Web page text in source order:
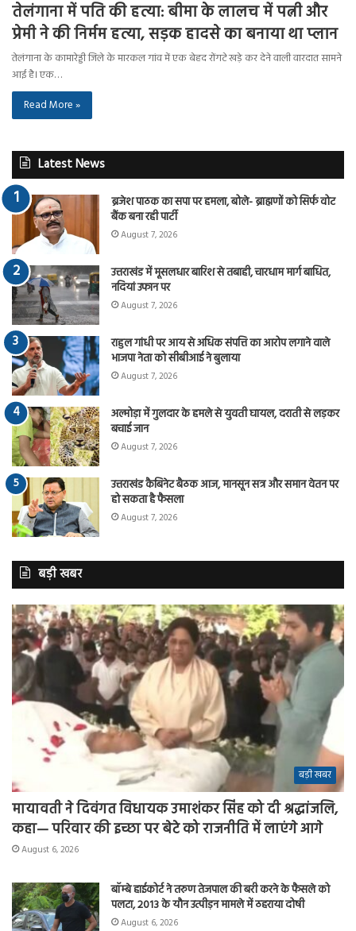
तेलंगाना में पति की हत्या: बीमा के लालच में पत्नी और
प्रेमी ने की निर्मम हत्या, सड़क हादसे का बनाया था प्लान
तेलंगाना के कामारेड्डी जिले के मारकल गांव में एक बेहद रोंगटे खड़े कर देने वाली वारदात सामने
आई है। एक…
Read More »
Latest News
ब्रजेश पाठक का सपा पर हमला, बोले- ब्राह्मणों को सिर्फ वोट
बैंक बना रही पार्टी
August 7, 2026
उत्तराखंड में मूसलधार बारिश से तबाही, चारधाम मार्ग बाधित,
नदियां उफान पर
August 7, 2026
राहुल गांधी पर आय से अधिक संपत्ति का आरोप लगाने वाले
भाजपा नेता को सीबीआई ने बुलाया
August 7, 2026
अल्मोड़ा में गुलदार के हमले से युवती घायल, दराती से लड़कर
बचाई जान
August 7, 2026
उत्तराखंड कैबिनेट बैठक आज, मानसून सत्र और समान वेतन पर
हो सकता है फैसला
August 7, 2026
बड़ी खबर
बड़ी खबर
मायावती ने दिवंगत विधायक उमाशंकर सिंह को दी श्रद्धांजलि,
कहा— परिवार की इच्छा पर बेटे को राजनीति में लाएंगे आगे
August 6, 2026
बॉम्बे हाईकोर्ट ने तरुण तेजपाल की बरी करने के फैसले को
पलटा, 2013 के यौन उत्पीड़न मामले में ठहराया दोषी
August 6, 2026